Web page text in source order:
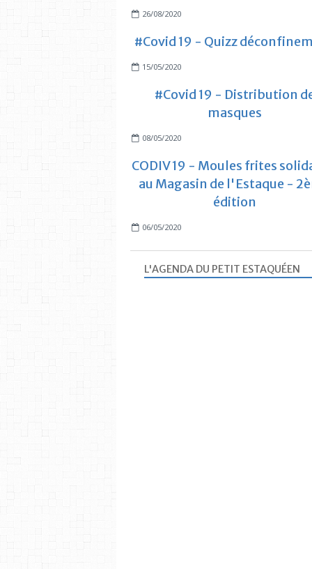
26/08/2020
#Covid 19 - Quizz
15/05/2020
#Covid 19 - Distribution
masques
08/05/2020
CODIV 19 - Moules frites
au Magasin de l'Estaque -
édition
06/05/2020
L'AGENDA DU PETIT ESTAQUÉEN